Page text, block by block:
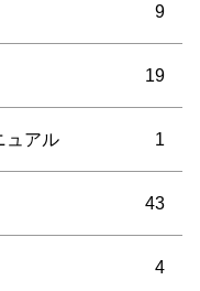
9
19
ュアル 1
43
4